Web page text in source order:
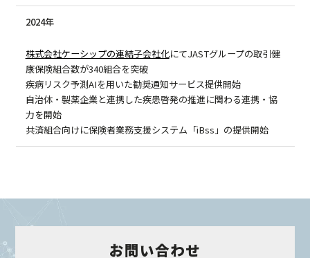
2024年
株式会社ケーシップの連結子会社化にてJASTグループの取引健
康保険組合数が340組合を突破
疾病リスク予測AIを用いた勧奨通知サービス提供開始
自治体・製薬企業と連携した疾患啓発の推進に関わる連携・協
力を開始
共済組合向けに保険者業務支援システム「iBss」の提供開始
お問い合わせ